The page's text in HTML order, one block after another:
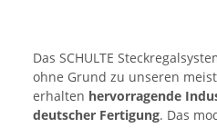
Das SCHULTE
ohne Grund zu unseren
erhalten hervorragende
deutscher Fertigung. Das